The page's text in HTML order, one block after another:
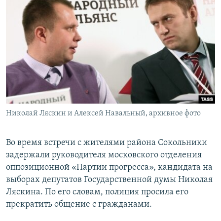
ПОБЕДИТЕЛЕЙ НЕ СУДЯТ?
КРЫМ.НЕПОКОРЕННЫЙ
ELIFBE
УКРАИНСКАЯ ПРОБЛЕМА КРЫМА
ПРИСОЕДИНЯЙТЕСЬ!
Все сайты RFE/RL
Николай Ляскин и Алексей Навальный, архивное фото
Во время встречи с жителями района Сокольники
задержали руководителя московского отделения
оппозиционной «Партии прогресса», кандидата на
выборах депутатов Государственной думы Николая
Ляскина. По его словам, полиция просила его
прекратить общение с гражданами.